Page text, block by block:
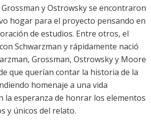
y Ostrowsky se encontraron
hogar para el proyecto pensando en
de estudios. Entre otros, el
Schwarzman y rápidamente nació
Grossman, Ostrowsky y Moore
que querían contar la historia de la
homenaje a una vida
la esperanza de honrar los elementos
y únicos del relato.